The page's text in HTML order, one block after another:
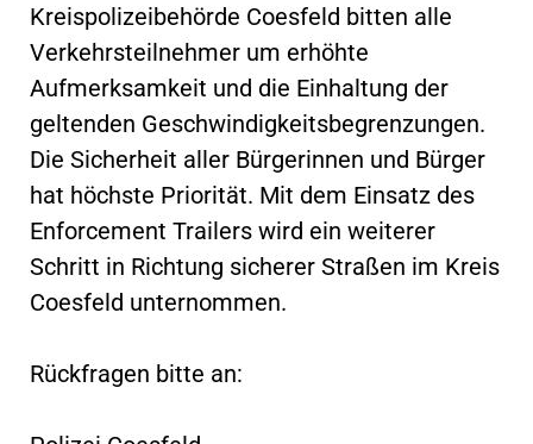
Kreispolizeibehörde Coesfeld bitten alle
Verkehrsteilnehmer um erhöhte
Aufmerksamkeit und die Einhaltung der
geltenden Geschwindigkeitsbegrenzungen.
Die Sicherheit aller Bürgerinnen und Bürger
hat höchste Priorität. Mit dem Einsatz des
Enforcement Trailers wird ein weiterer
Schritt in Richtung sicherer Straßen im Kreis
Coesfeld unternommen.
Rückfragen bitte an: